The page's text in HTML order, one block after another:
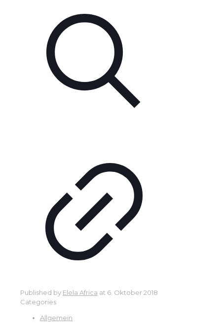
Published by Elela Africa at 6. Oktober 2018
Categories
Allgemein